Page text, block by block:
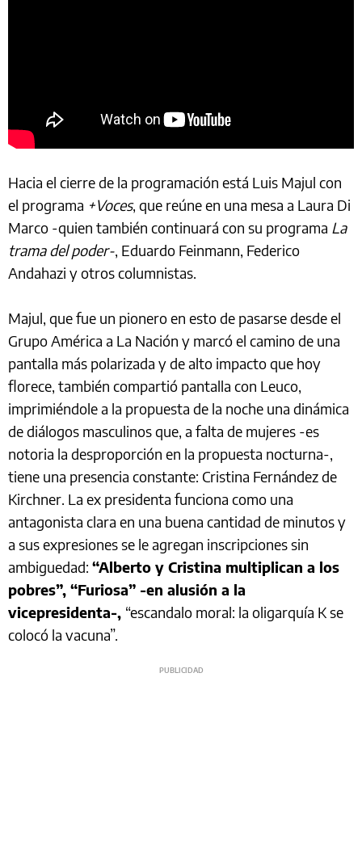
Hacia el cierre de la programación está Luis Majul con
el programa +Voces, que reúne en una mesa a Laura Di
Marco -quien también continuará con su programa La
trama del poder-, Eduardo Feinmann, Federico
Andahazi y otros columnistas.
Majul, que fue un pionero en esto de pasarse desde el
Grupo América a La Nación y marcó el camino de una
pantalla más polarizada y de alto impacto que hoy
florece, también compartió pantalla con Leuco,
imprimiéndole a la propuesta de la noche una dinámica
de diálogos masculinos que, a falta de mujeres -es
notoria la desproporción en la propuesta nocturna-,
tiene una presencia constante: Cristina Fernández de
Kirchner. La ex presidenta funciona como una
antagonista clara en una buena cantidad de minutos y
a sus expresiones se le agregan inscripciones sin
ambiguedad: “Alberto y Cristina multiplican a los
pobres”, “Furiosa” -en alusión a la
vicepresidenta-, “escandalo moral: la oligarquía K se
colocó la vacuna”.